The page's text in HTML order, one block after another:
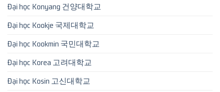
Đại học Konyang 건양대학교
Đại học Kookje 국제대학교
Đại học Kookmin 국민대학교
Đại học Korea 고려대학교
Đại học Kosin 고신대학교